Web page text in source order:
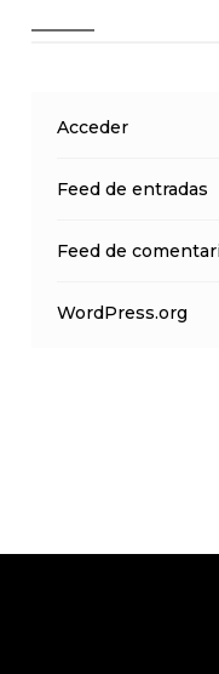
Acceder
Feed de entradas
Feed de
WordPress.org